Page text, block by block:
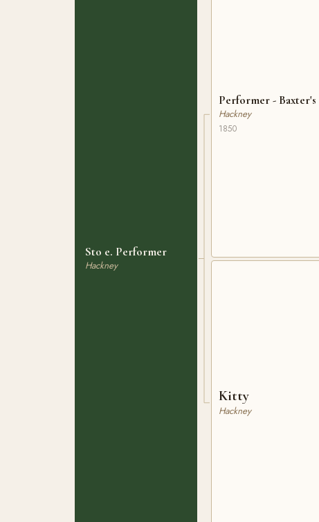
Sto e. Performer
Hackney
Performer - Baxter's
Hackney
1850
Kitty
Hackney